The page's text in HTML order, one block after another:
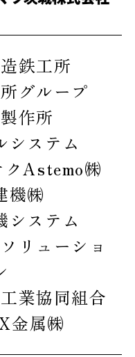
鉄工所
グループ
作所
システム
クAstemo㈱
機㈱
システム
リューショ
業協同組合
金属㈱